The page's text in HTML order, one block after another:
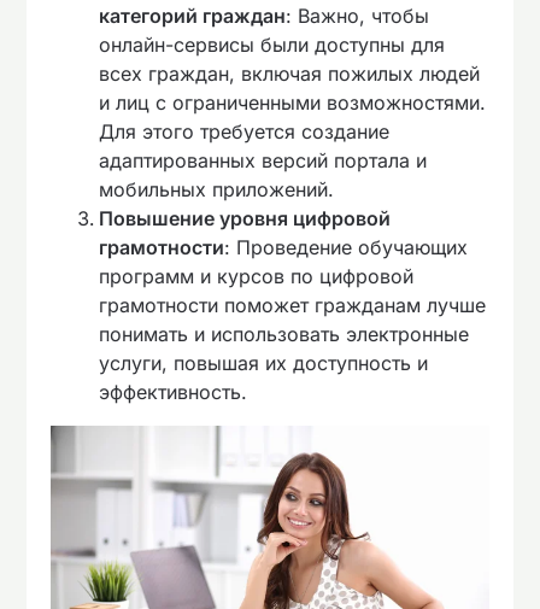
категорий граждан: Важно, чтобы
онлайн-сервисы были доступны для
всех граждан, включая пожилых людей
и лиц с ограниченными возможностями.
Для этого требуется создание
адаптированных версий портала и
мобильных приложений.
Повышение уровня цифровой
грамотности: Проведение обучающих
программ и курсов по цифровой
грамотности поможет гражданам лучше
понимать и использовать электронные
услуги, повышая их доступность и
эффективность.